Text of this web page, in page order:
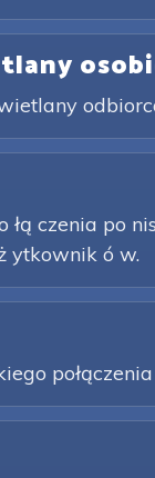
czenia po
ytkownik ó w.